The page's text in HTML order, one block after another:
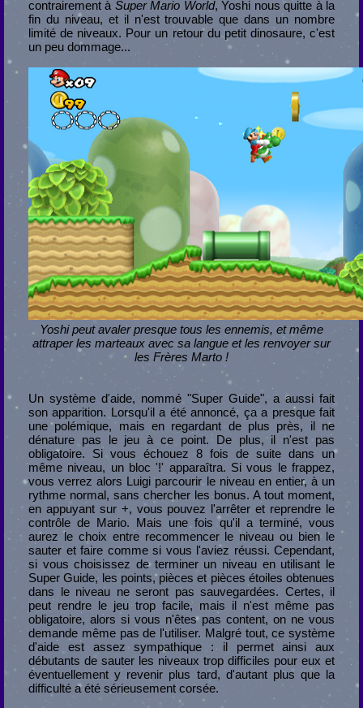
contrairement à Super Mario World, Yoshi nous quitte à la
fin du niveau, et il n'est trouvable que dans un nombre
limité de niveaux. Pour un retour du petit dinosaure, c'est
un peu dommage...
Yoshi peut avaler presque tous les ennemis, et même
attraper les marteaux avec sa langue et les renvoyer sur
les Frères Marto !
Un système d'aide, nommé "Super Guide", a aussi fait
son apparition. Lorsqu'il a été annoncé, ça a presque fait
une polémique, mais en regardant de plus près, il ne
dénature pas le jeu à ce point. De plus, il n'est pas
obligatoire. Si vous échouez 8 fois de suite dans un
même niveau, un bloc '!' apparaîtra. Si vous le frappez,
vous verrez alors Luigi parcourir le niveau en entier, à un
rythme normal, sans chercher les bonus. A tout moment,
en appuyant sur +, vous pouvez l'arrêter et reprendre le
contrôle de Mario. Mais une fois qu'il a terminé, vous
aurez le choix entre recommencer le niveau ou bien le
sauter et faire comme si vous l'aviez réussi. Cependant,
si vous choisissez de terminer un niveau en utilisant le
Super Guide, les points, pièces et pièces étoiles obtenues
dans le niveau ne seront pas sauvegardées. Certes, il
peut rendre le jeu trop facile, mais il n'est même pas
obligatoire, alors si vous n'êtes pas content, on ne vous
demande même pas de l'utiliser. Malgré tout, ce système
d'aide est assez sympathique : il permet ainsi aux
débutants de sauter les niveaux trop difficiles pour eux et
éventuellement y revenir plus tard, d'autant plus que la
difficulté a été sérieusement corsée.